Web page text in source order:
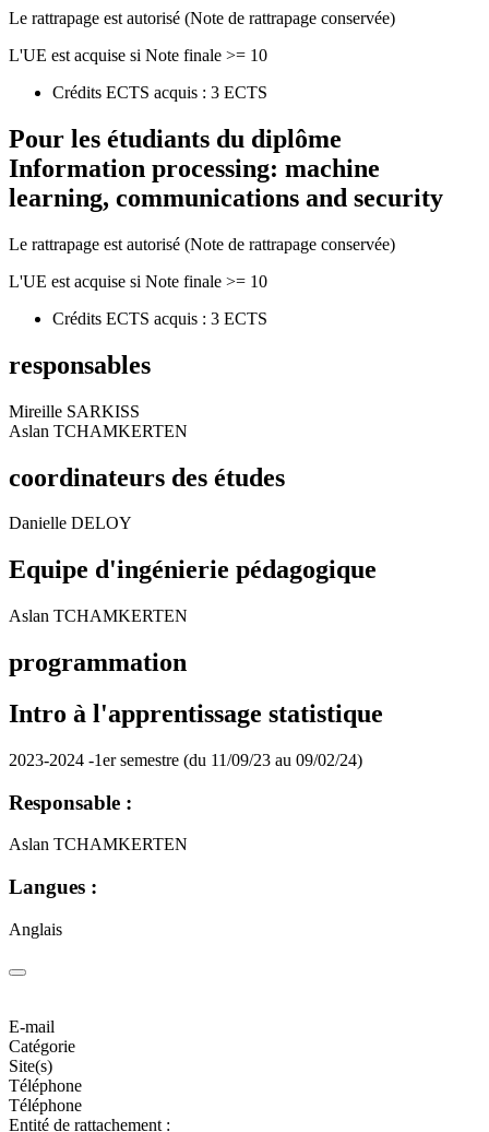
Le rattrapage est autorisé (Note de rattrapage conservée)
L'UE est acquise si Note finale >= 10
Crédits ECTS acquis : 3 ECTS
Pour les étudiants du diplôme
Information processing: machine
learning, communications and security
Le rattrapage est autorisé (Note de rattrapage conservée)
L'UE est acquise si Note finale >= 10
Crédits ECTS acquis : 3 ECTS
responsables
Mireille SARKISS
Aslan TCHAMKERTEN
coordinateurs des études
Danielle DELOY
Equipe d'ingénierie pédagogique
Aslan TCHAMKERTEN
programmation
Intro à l'apprentissage statistique
2023-2024 -1er semestre (du 11/09/23 au 09/02/24)
Responsable :
Aslan TCHAMKERTEN
Langues :
Anglais
E-mail
Catégorie
Site(s)
Téléphone
Téléphone
Entité de rattachement :